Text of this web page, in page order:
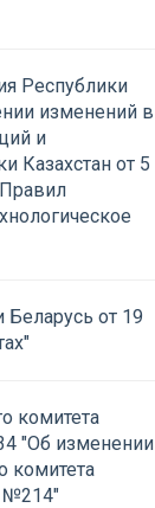
Республики
изменений в
и
Казахстан от 5
от 19
комитета
"Об изменении
комитета
№214"